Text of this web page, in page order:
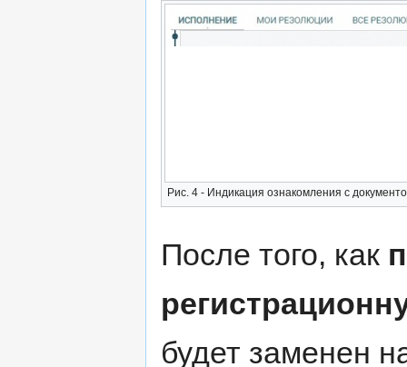
Рис. 4 - Индикация ознакомления с
После того, как
будет заменен